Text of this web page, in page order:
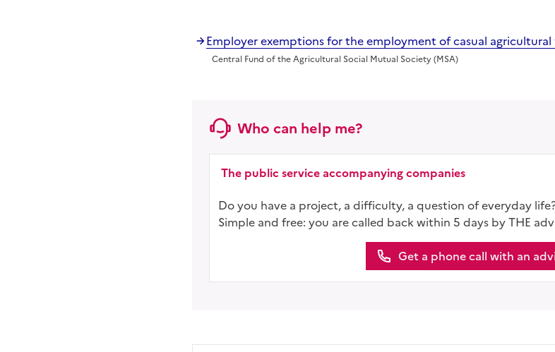
Employer exemptions for the employment of casual agricultural
Central Fund of the Agricultural Social Mutual Society (MSA)
Who can help me?
The public service accompanying companies
Do you have a project, a difficulty, a question of everyday
Simple and free: you are called back within 5 days by THE
Get a phone call with an